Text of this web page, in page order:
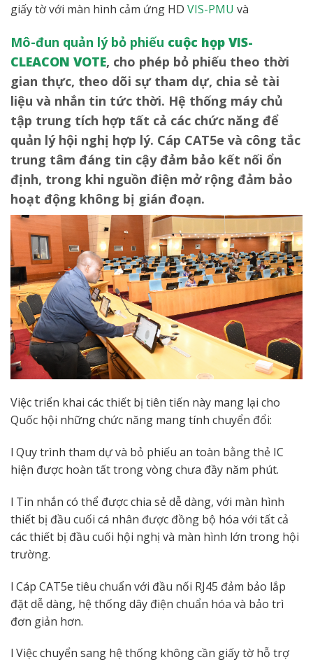
giấy tờ với màn hình cảm ứng HD VIS-PMU và
Mô-đun quản lý bỏ phiếu cuộc họp VIS-
CLEACON VOTE, cho phép bỏ phiếu theo thời
gian thực, theo dõi sự tham dự, chia sẻ tài
liệu và nhắn tin tức thời. Hệ thống máy chủ
tập trung tích hợp tất cả các chức năng để
quản lý hội nghị hợp lý. Cáp CAT5e và công tắc
trung tâm đáng tin cậy đảm bảo kết nối ổn
định, trong khi nguồn điện mở rộng đảm bảo
hoạt động không bị gián đoạn.
Việc triển khai các thiết bị tiên tiến này mang lại cho
Quốc hội những chức năng mang tính chuyển đổi:
l Quy trình tham dự và bỏ phiếu an toàn bằng thẻ IC
hiện được hoàn tất trong vòng chưa đầy năm phút.
l Tin nhắn có thể được chia sẻ dễ dàng, với màn hình
thiết bị đầu cuối cá nhân được đồng bộ hóa với tất cả
các thiết bị đầu cuối hội nghị và màn hình lớn trong hội
trường.
l Cáp CAT5e tiêu chuẩn với đầu nối RJ45 đảm bảo lắp
đặt dễ dàng, hệ thống dây điện chuẩn hóa và bảo trì
đơn giản hơn.
l Việc chuyển sang hệ thống không cần giấy tờ hỗ trợ